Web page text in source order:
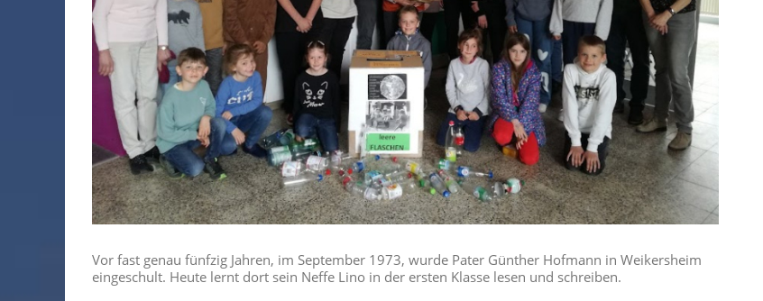
Vor fast genau fünfzig Jahren, im September 1973, wurde Pater Günther Hofmann in Weikersheim
eingeschult. Heute lernt dort sein Neffe Lino in der ersten Klasse lesen und schreiben.